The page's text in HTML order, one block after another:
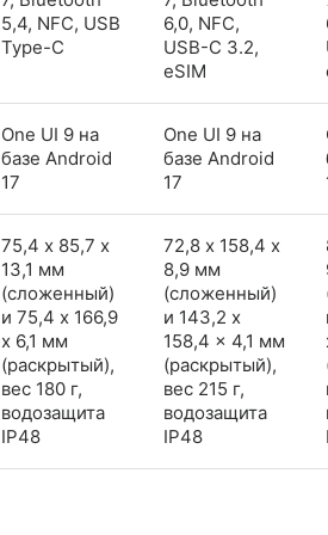
5,4, NFC, USB
Type-C
6,0, NFC,
USB-C 3.2,
eSIM
One UI 9 на
базе Android
17
One UI 9 на
базе Android
17
75,4 х 85,7 х
13,1 мм
(сложенный)
и 75,4 x 166,9
x 6,1 мм
(раскрытый),
вес 180 г,
водозащита
IP48
72,8 х 158,4 х
8,9 мм
(сложенный)
и 143,2 x
158,4 x 4,1 мм
(раскрытый),
вес 215 г,
водозащита
IP48